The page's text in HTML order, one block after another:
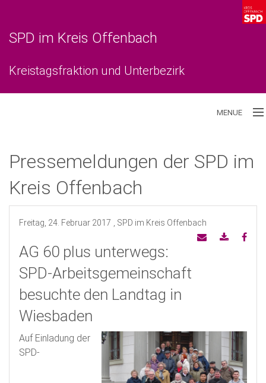
SPD im Kreis Offenbach
Kreistagsfraktion und Unterbezirk
MENUE
Unterbezirk
Pressemeldungen der SPD im
Kreis Offenbach
Freitag, 24. Februar 2017 , SPD im Kreis Offenbach
AG 60 plus unterwegs:
SPD-Arbeitsgemeinschaft
besuchte den Landtag in
Wiesbaden
Auf Einladung der
SPD-